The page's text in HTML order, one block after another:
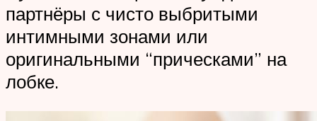
партнёры с чисто выбритыми
интимными зонами или
оригинальными “прическами” на
лобке.